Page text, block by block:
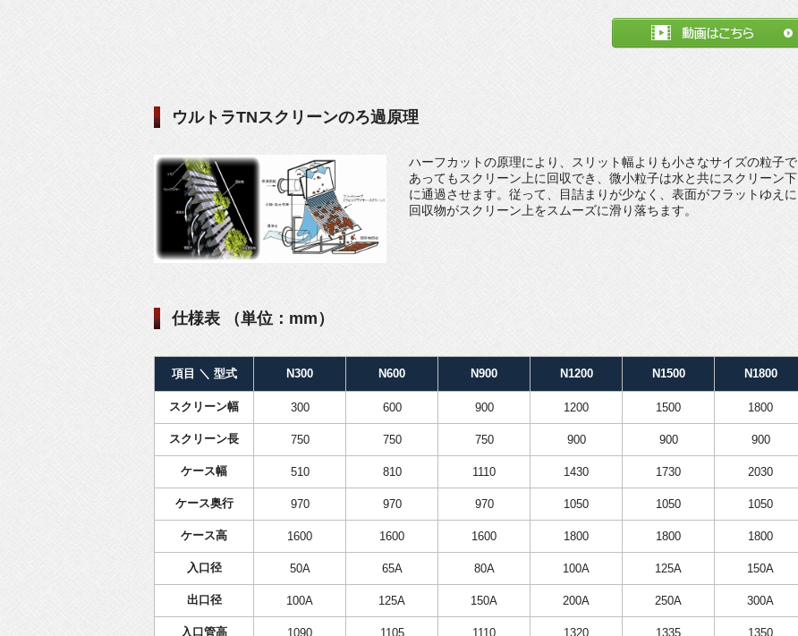
ウルトラTNスクリーンのろ過原理
ハーフカットの原理により、スリット幅よりも小さなサイズの粒子で
あってもスクリーン上に回収でき、微小粒子は水と共にスクリーン下
に通過させます。従って、目詰まりが少なく、表面がフラットゆえに
回収物がスクリーン上をスムーズに滑り落ちます。
仕様表 （単位：mm）
項目 ＼ 型式 N300 N600 N900 N1200 N1500 N1800
スクリーン幅 300 600 900 1200 1500 1800
スクリーン長 750 750 750 900 900 900
ケース幅 510 810 1110 1430 1730 2030
ケース奥行 970 970 970 1050 1050 1050
ケース高 1600 1600 1600 1800 1800 1800
入口径 50A 65A 80A 100A 125A 150A
出口径 100A 125A 150A 200A 250A 300A
入口管高 1090 1105 1110 1320 1335 1350